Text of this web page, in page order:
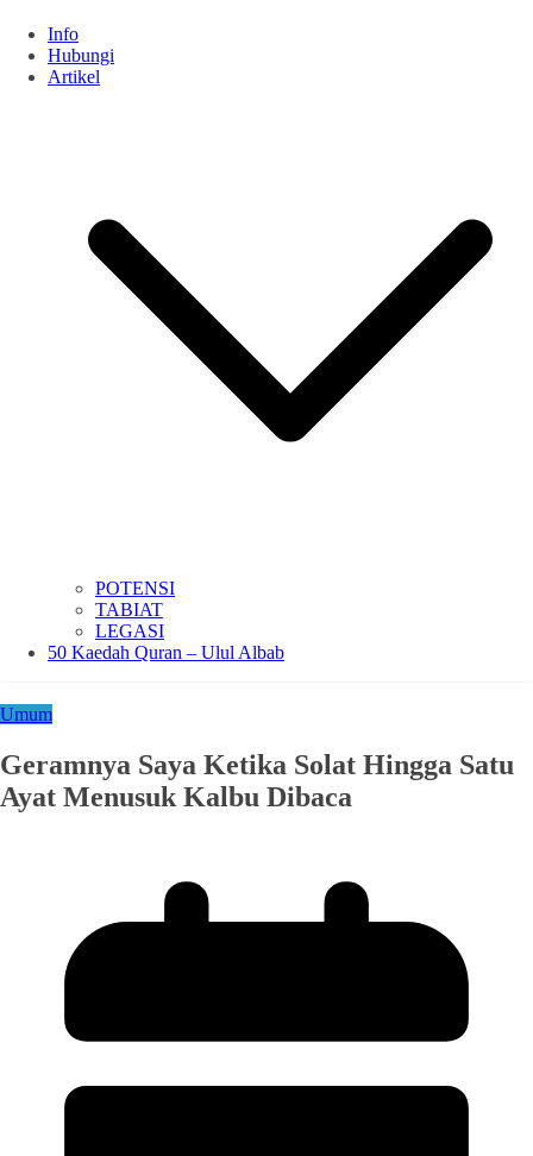
Info
Hubungi
Artikel
POTENSI
TABIAT
LEGASI
50 Kaedah Quran – Ulul Albab
Umum
Geramnya Saya Ketika Solat Hingga Satu
Ayat Menusuk Kalbu Dibaca